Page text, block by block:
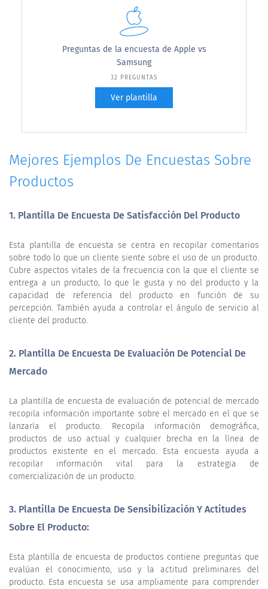
Preguntas de la encuesta de Apple vs
Samsung
32 PREGUNTAS
Ver plantilla
Mejores Ejemplos De Encuestas Sobre
Productos
1. Plantilla De Encuesta De Satisfacción Del Producto
Esta plantilla de encuesta se centra en recopilar comentarios
sobre todo lo que un cliente siente sobre el uso de un producto.
Cubre aspectos vitales de la frecuencia con la que el cliente se
entrega a un producto, lo que le gusta y no del producto y la
capacidad de referencia del producto en función de su
percepción. También ayuda a controlar el ángulo de servicio al
cliente del producto.
2. Plantilla De Encuesta De Evaluación De Potencial De
Mercado
La plantilla de encuesta de evaluación de potencial de mercado
recopila información importante sobre el mercado en el que se
lanzaría el producto. Recopila información demográfica,
productos de uso actual y cualquier brecha en la línea de
productos existente en el mercado. Esta encuesta ayuda a
recopilar información vital para la estrategia de
comercialización de un producto.
3. Plantilla De Encuesta De Sensibilización Y Actitudes
Sobre El Producto:
Esta plantilla de encuesta de productos contiene preguntas que
evalúan el conocimiento, uso y la actitud preliminares del
producto. Esta encuesta se usa ampliamente para comprender